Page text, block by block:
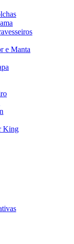
e Manta
King